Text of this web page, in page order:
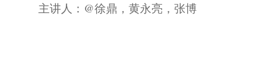
主讲人：@徐鼎，黄永亮，张博